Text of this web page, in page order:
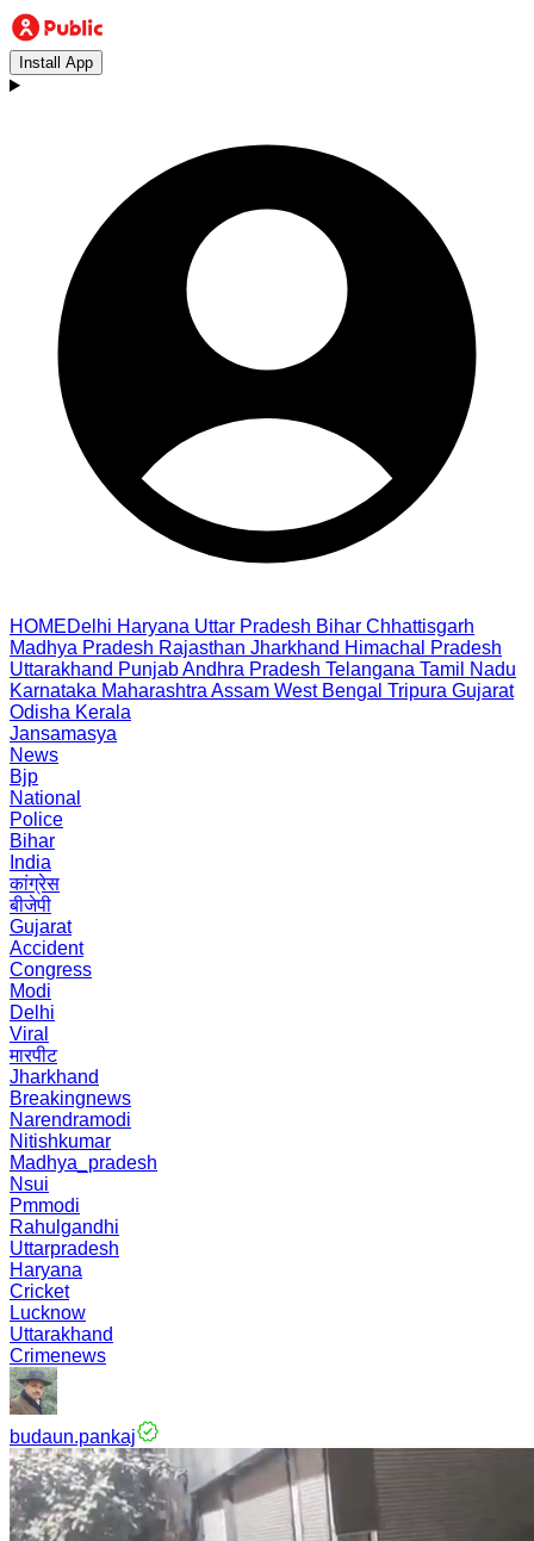
Install App
HOMEDelhi Haryana Uttar Pradesh Bihar Chhattisgarh
Madhya Pradesh Rajasthan Jharkhand Himachal Pradesh
Uttarakhand PunjabAndhra Pradesh Telangana Tamil Nadu
Karnataka Maharashtra Assam West Bengal Tripura Gujarat
Odisha Kerala
Jansamasya
News
Bjp
National
Police
Bihar
India
कांग्रेस
बीजेपी
Gujarat
Accident
Congress
Modi
Delhi
Viral
मारपीट
Jharkhand
Breakingnews
Narendramodi
Nitishkumar
Madhya_pradesh
Nsui
Pmmodi
Rahulgandhi
Uttarpradesh
Haryana
Cricket
Lucknow
Uttarakhand
Crimenews
budaun.pankaj